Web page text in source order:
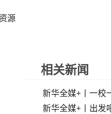
源
相关新闻
新华全媒+丨一校
新华全媒+丨出发